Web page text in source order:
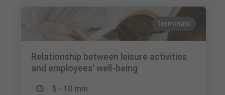
Terminato
Relationship between leisure activities
and employees' well-being
5 - 10 min